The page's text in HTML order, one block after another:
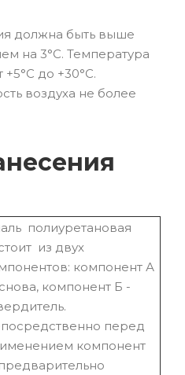
должна быть выше
на 3°С. Температура
до +30°С.
воздуха не более
полиуретановая
из двух
компонент А
компонент Б -
перед
компонент